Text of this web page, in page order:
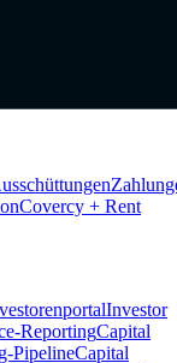
Covercy + Rent
Investor
ReportingCapital
PipelineCapital